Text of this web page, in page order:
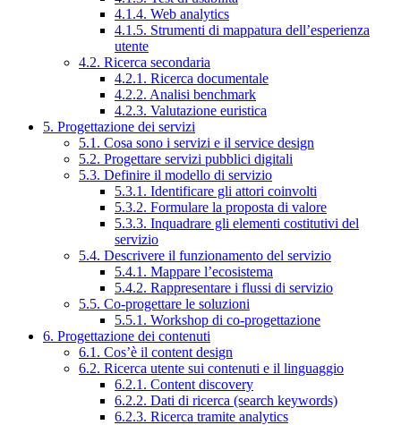
4.1.4. Web analytics
4.1.5. Strumenti di mappatura dell’esperienza
utente
4.2. Ricerca secondaria
4.2.1. Ricerca documentale
4.2.2. Analisi benchmark
4.2.3. Valutazione euristica
5. Progettazione dei servizi
5.1. Cosa sono i servizi e il service design
5.2. Progettare servizi pubblici digitali
5.3. Definire il modello di servizio
5.3.1. Identificare gli attori coinvolti
5.3.2. Formulare la proposta di valore
5.3.3. Inquadrare gli elementi costitutivi del
servizio
5.4. Descrivere il funzionamento del servizio
5.4.1. Mappare l’ecosistema
5.4.2. Rappresentare i flussi di servizio
5.5. Co-progettare le soluzioni
5.5.1. Workshop di co-progettazione
6. Progettazione dei contenuti
6.1. Cos’è il content design
6.2. Ricerca utente sui contenuti e il linguaggio
6.2.1. Content discovery
6.2.2. Dati di ricerca (search keywords)
6.2.3. Ricerca tramite analytics